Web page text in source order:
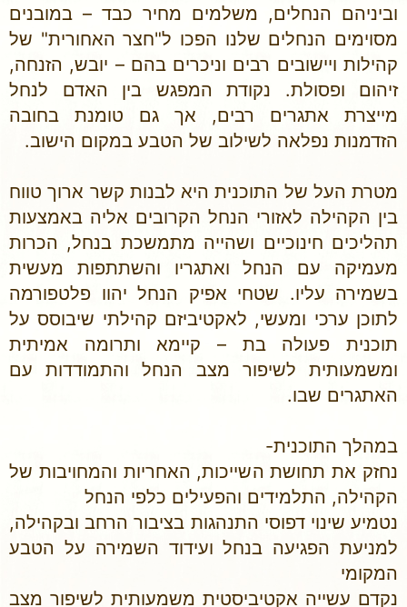
וביניהם הנחלים, משלמים מחיר כבד – במובנים
מסוימים הנחלים שלנו הפכו ל"חצר האחורית" של
קהילות ויישובים רבים וניכרים בהם – יובש, הזנחה,
זיהום ופסולת. נקודת המפגש בין האדם לנחל
מייצרת אתגרים רבים, אך גם טומנת בחובה
הזדמנות נפלאה לשילוב של הטבע במקום הישוב.
מטרת העל של התוכנית היא לבנות קשר ארוך טווח
בין הקהילה לאזורי הנחל הקרובים אליה באמצעות
תהליכים חינוכיים ושהייה מתמשכת בנחל, הכרות
מעמיקה עם הנחל ואתגריו והשתתפות מעשית
בשמירה עליו. שטחי אפיק הנחל יהוו פלטפורמה
לתוכן ערכי ומעשי, לאקטיביזם קהילתי שיבוסס על
תוכנית פעולה בת – קיימא ותרומה אמיתית
ומשמעותית לשיפור מצב הנחל והתמודדות עם
האתגרים שבו.
במהלך התוכנית-
נחזק את תחושת השייכות, האחריות והמחויבות של
הקהילה, התלמידים והפעילים כלפי הנחל
נטמיע שינוי דפוסי התנהגות בציבור הרחב ובקהילה,
למניעת הפגיעה בנחל ועידוד השמירה על הטבע
המקומי
נקדם עשייה אקטיביסטית משמעותית לשיפור מצב